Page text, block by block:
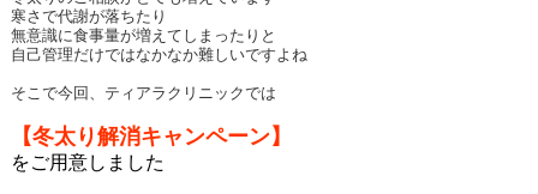
寒さで代謝が落ちたり
無意識に食事量が増えてしまったりと
自己管理だけではなかなか難しいですよね
そこで今回、ティアラクリニックでは
【冬太り解消キャンペーン】
をご用意しました